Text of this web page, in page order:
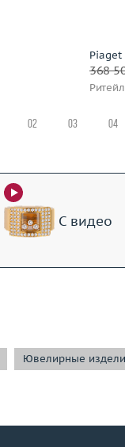
Piaget
368
02 03 04
С видео
Ювелирные